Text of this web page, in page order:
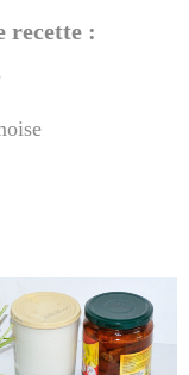
recette :